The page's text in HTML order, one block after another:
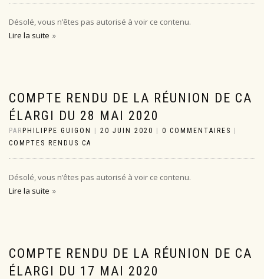
Désolé, vous n’êtes pas autorisé à voir ce contenu.
Lire la suite
COMPTE RENDU DE LA RÉUNION DE CA
ÉLARGI DU 28 MAI 2020
PAR PHILIPPE GUIGON 20 JUIN 2020 0 COMMENTAIRES
COMPTES RENDUS CA
Désolé, vous n’êtes pas autorisé à voir ce contenu.
Lire la suite
COMPTE RENDU DE LA RÉUNION DE CA
ÉLARGI DU 17 MAI 2020